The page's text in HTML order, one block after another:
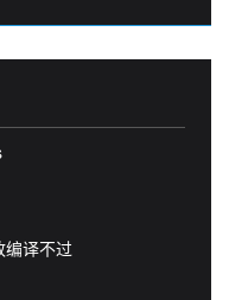
译不过